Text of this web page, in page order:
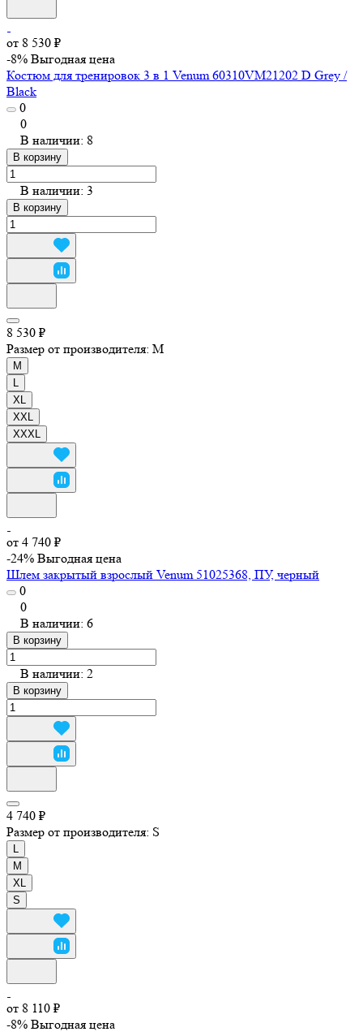
от 8 530 ₽
-8% Выгодная цена
Костюм для тренировок 3 в 1 Venum 60310VM21202 D Grey /
Black
0
0
В наличии: 8
В корзину
В наличии: 3
В корзину
8 530 ₽
Размер от производителя: M
M
XL
XXL
XXXL
от 4 740 ₽
-24% Выгодная цена
Шлем закрытый взрослый Venum 51025368, ПУ, черный
0
0
В наличии: 6
В корзину
В наличии: 2
В корзину
4 740 ₽
Размер от производителя: S
M
XL
S
от 8 110 ₽
-8% Выгодная цена